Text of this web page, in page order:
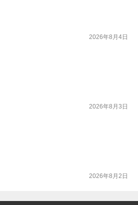
2026年8月4日
2026年8月3日
2026年8月2日